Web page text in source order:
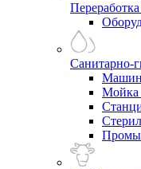
Санитарно-
Мойка